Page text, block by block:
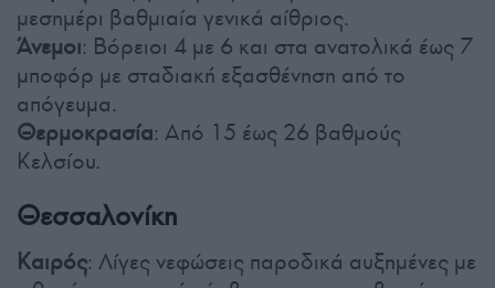
μεσημέρι βαθμιαία γενικά αίθριος.
Άνεμοι: Βόρειοι 4 με 6 και στα ανατολικά έως 7
μποφόρ με σταδιακή εξασθένηση από το
απόγευμα.
Θερμοκρασία: Από 15 έως 26 βαθμούς
Κελσίου.
Θεσσαλονίκη
Καιρός: Λίγες νεφώσεις παροδικά αυξημένες με